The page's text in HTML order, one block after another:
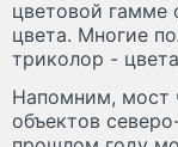
цветовой гамме
цвета. Многие
триколор -
Напомним, мост
объектов